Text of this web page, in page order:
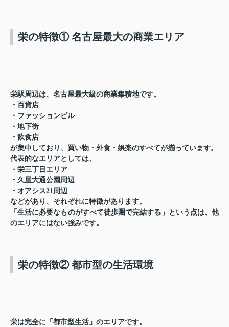
栄の特徴① 名古屋最大の商業エリア
栄駅周辺は、名古屋最大級の商業集積地です。
・百貨店
・ファッションビル
・地下街
・飲食店
が集中しており、買い物・外食・娯楽のすべてが揃っています。
代表的なエリアとしては、
・栄三丁目エリア
・久屋大通公園周辺
・オアシス21周辺
などがあり、それぞれに特徴があります。
「生活に必要なものがすべて徒歩圏で完結する」という点は、他
のエリアにはない強みです。
栄の特徴② 都市型の生活環境
栄は完全に「都市型生活」のエリアです。